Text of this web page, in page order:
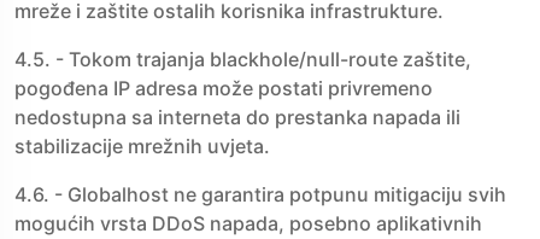
mreže i zaštite ostalih korisnika infrastrukture.
4.5. - Tokom trajanja blackhole/null-route zaštite,
pogođena IP adresa može postati privremeno
nedostupna sa interneta do prestanka napada ili
stabilizacije mrežnih uvjeta.
4.6. - Globalhost ne garantira potpunu mitigaciju svih
mogućih vrsta DDoS napada, posebno aplikativnih